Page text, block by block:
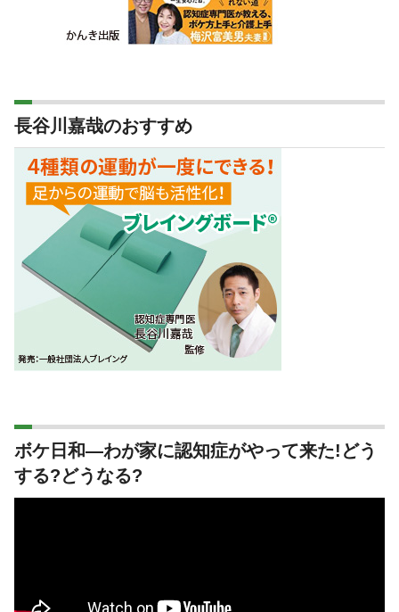
長谷川嘉哉のおすすめ
ボケ日和―わが家に認知症がやって来た!どう
する?どうなる?